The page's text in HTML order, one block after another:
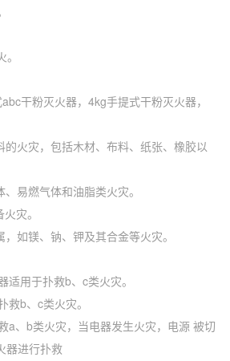
干粉灭火器，4kg手提式干粉灭火器，
火灾，包括木材、布料、纸张、橡胶以
易燃气体和油脂类火灾。
灾。
如镁、钠、钾及其合金等火灾。
用于扑救b、c类火灾。
b、c类火灾。
a、b类火灾，当电器发生火灾，电源 被切
器进行扑救